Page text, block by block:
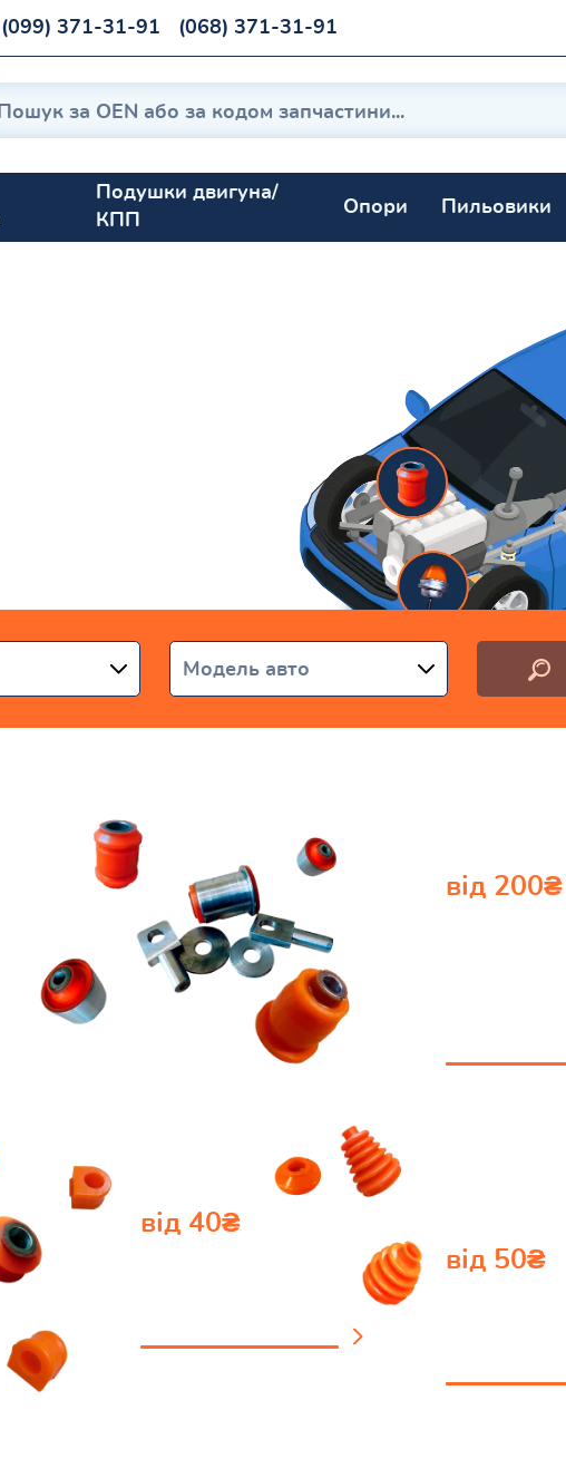
(099) 371-31-91 (068) 371-31-91
Подушки двигуна/
КПП
Опори Пильовики
Модель авто
від 40₴
від 200₴
від 50₴